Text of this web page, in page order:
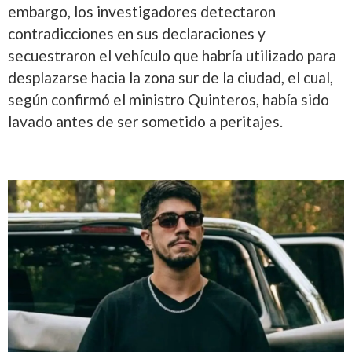
embargo, los investigadores detectaron
contradicciones en sus declaraciones y
secuestraron el vehículo que habría utilizado para
desplazarse hacia la zona sur de la ciudad, el cual,
según confirmó el ministro Quinteros, había sido
lavado antes de ser sometido a peritajes.